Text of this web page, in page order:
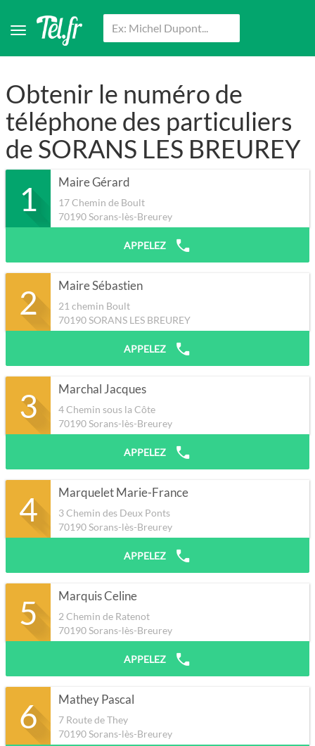
Obtenir le numéro de
téléphone des particuliers
de SORANS LES BREUREY
1 Maire Gérard
17 Chemin de Boult
70190Sorans-lès-Breurey
APPELEZ
2 Maire Sébastien
21 chemin Boult
70190SORANS LES BREUREY
APPELEZ
3 Marchal Jacques
4 Chemin sous la Côte
70190Sorans-lès-Breurey
APPELEZ
4 Marquelet Marie-France
3 Chemin des Deux Ponts
70190Sorans-lès-Breurey
APPELEZ
5 Marquis Celine
2 Chemin de Ratenot
70190Sorans-lès-Breurey
APPELEZ
6 Mathey Pascal
7 Route de They
70190Sorans-lès-Breurey